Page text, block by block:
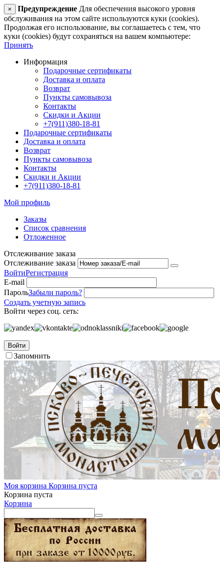
× Предупреждение Для обеспечения высокого уровня
обслуживания на этом сайте используются куки (cookies).
Продолжая его использование, вы соглашаетесь с тем, что
куки (cookies) будут сохраняться на вашем компьютере:
Принять
Информация
Подарочные сертификаты
Доставка и оплата
Возврат
Пункты самовывоза
Контакты
Скидки и Акции
+7(911)380-18-81
Подарочные сертификаты
Доставка и оплата
Возврат
Пункты самовывоза
Контакты
Скидки и Акции
+7(911)380-18-81
Мой профиль
Заказы
Список сравнения
Отложенное
Отслеживание заказа
Отслеживание заказа
ВойтиРегистрация
E-mail
ПарольЗабыли пароль?
Создать учетную запись
Войти через соц. сеть:
Войти
Запомнить
Моя корзина Корзина пуста
Корзина пуста
Корзина